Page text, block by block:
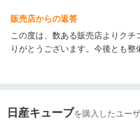
販売店からの返答
この度は、数ある販売店よりク
りがとうございます。今後とも
日産キューブを購入したユー